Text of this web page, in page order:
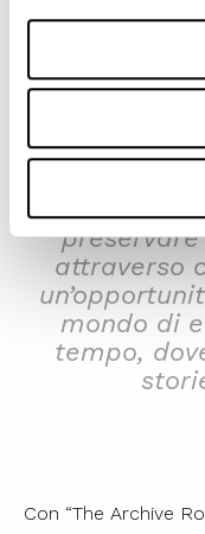
celebrare questa
che altrimenti
“Questo
attraverso
mondo di
tempo,
Con “The Archive